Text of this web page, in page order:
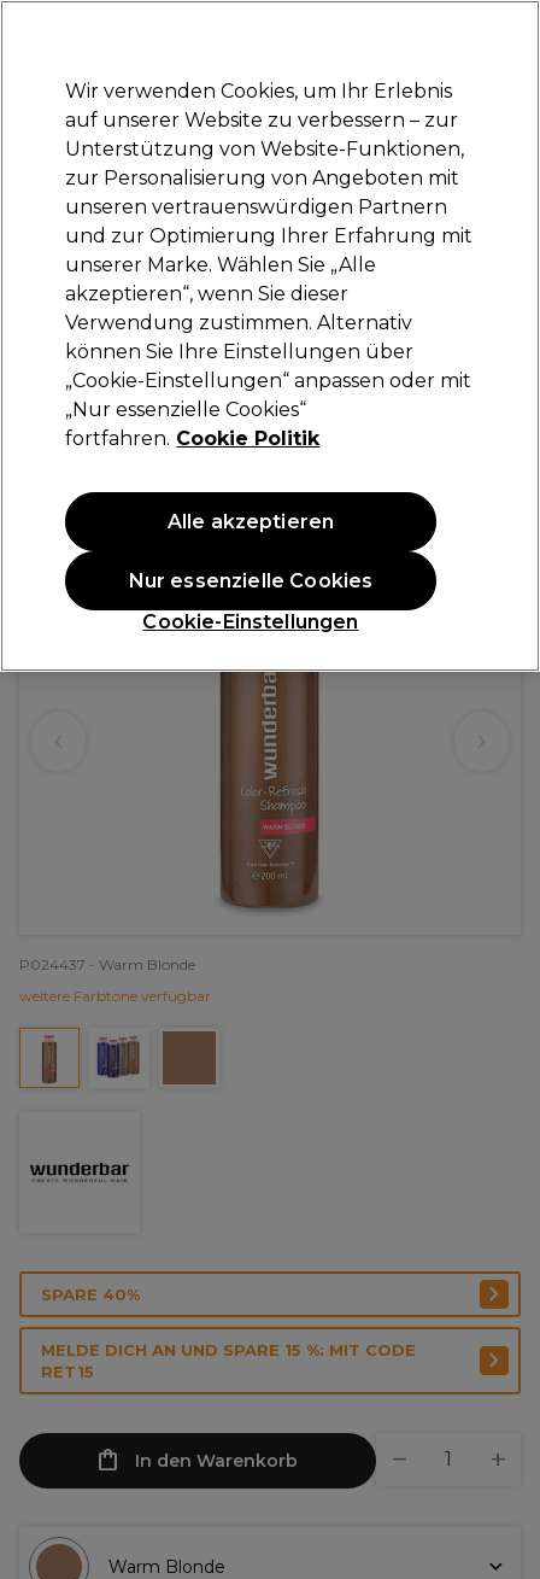
Anmelden
Marken Deals Haare Elektrogeräte Saloneinrichtung
Lieferung und Lieferzeiten
– mehr erfahren
Wunderbar
Wunderbar Color Refresh Shampoo Warmes
Blond 200ml
12,45 €20,75 €
ANGEBOT
P024437 - Warm Blonde
weitere Farbtöne verfügbar
SPARE 40%
MELDE DICH AN UND SPARE 15 %: MIT CODE
RET15
In den Warenkorb
Warm Blonde
Wir verwenden Cookies, um Ihr Erlebnis
auf unserer Website zu verbessern – zur
Unterstützung von Website-Funktionen,
zur Personalisierung von Angeboten mit
unseren vertrauenswürdigen Partnern
und zur Optimierung Ihrer Erfahrung mit
unserer Marke. Wählen Sie „Alle
akzeptieren“, wenn Sie dieser
Verwendung zustimmen. Alternativ
können Sie Ihre Einstellungen über
„Cookie-Einstellungen“ anpassen oder mit
„Nur essenzielle Cookies“
fortfahren. Cookie Politik
Cookie-Einstellungen
Nur essenzielle Cookies
Alle akzeptieren